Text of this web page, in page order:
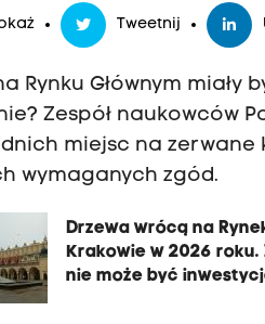
Tweetnij
Rynku Głównym
Zespół naukowców
miejsc na zerwane
wymaganych zgód.
Drzewa wrócą na
Krakowie w 2026 roku.
nie może być